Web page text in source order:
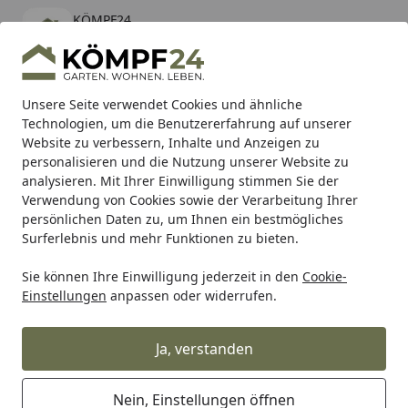
Unsere Seite verwendet Cookies und ähnliche
Technologien, um die Benutzererfahrung auf unserer
Website zu verbessern, Inhalte und Anzeigen zu
personalisieren und die Nutzung unserer Website zu
analysieren. Mit Ihrer Einwilligung stimmen Sie der
Verwendung von Cookies sowie der Verarbeitung Ihrer
persönlichen Daten zu, um Ihnen ein bestmögliches
Surferlebnis und mehr Funktionen zu bieten.
Sie können Ihre Einwilligung jederzeit in den Cookie-
Einstellungen anpassen oder widerrufen.
Ja, verstanden
Nein, Einstellungen öffnen
KÖMPF24
kostenlos - Im App Store
Hotline
Alle Produkte
Mein Konto
Suchen
Karibu Pools inkl. gratis Sandfilteranlage & Pool-
Starterset (Gesamtwert bis 468,99€)
Startseite
Heidenau Heidenau Rollerreifen Heidenau Heidenau
Heidenau Reifen K66 LT 130/70-12
TL 62P reinforced